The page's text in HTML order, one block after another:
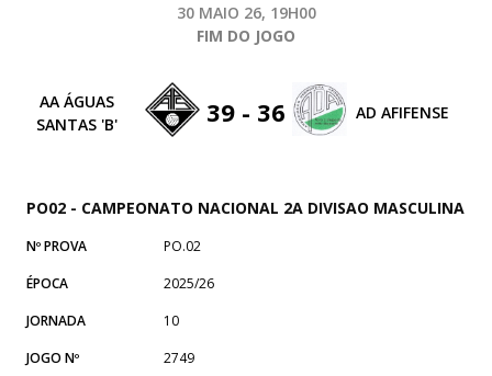
30 MAIO 26, 19H00
FIM DO JOGO
AA ÁGUAS
SANTAS 'B'
39 - 36 AD AFIFENSE
PO02 - CAMPEONATO NACIONAL 2A DIVISAO MASCULINA
Nº PROVA
PO.02
ÉPOCA
2025/26
JORNADA
10
JOGO Nº
2749